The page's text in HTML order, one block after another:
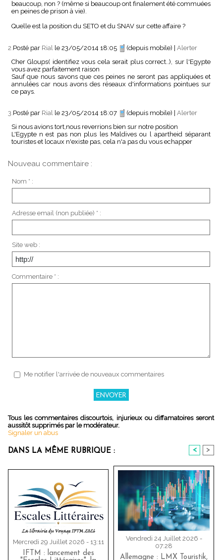
beaucoup, non ? (même si beaucoup ont finalement été commuées
en peines de prison à vie).
Quelle est la position du SETO et du SNAV sur cette affaire ?
2. Posté par Rial le 23/05/2014 18:05 (depuis mobile)
Alerter
Cher Gloups( identifiez vous cela serait plus correct..), sur l'Egypte
vous avez parfaitement raison
Sauf que nous savons que ces peines ne seront pas appliquées et
annulées car nous avons des réseaux d'informations pointues sur
ce pays.
3.Posté par Rial le 23/05/2014 18:07 (depuis mobile)
Alerter
Si nous avions tort,nous reverrions bien sur notre position
L'Egypte n est pas non plus les Maldives ou l apartheid séparant
touristes et locaux n'existe pas, cela n'a pas du vous echapper
Nouveau commentaire :
Nom * :
Adresse email (non publiée) * :
Site web :
Commentaire * :
Me notifier l'arrivée de nouveaux commentaires
Tous les commentaires discourtois, injurieux ou diffamatoires seront
aussitôt supprimés par le modérateur.
Signaler un abus
DANS LA MÊME RUBRIQUE : < >
Mercredi 29 Juillet 2026 - 13:11
IFTM : lancement des
Vendredi 24 Juillet 2026 -
07:28
Allemagne : LMX Touristik,